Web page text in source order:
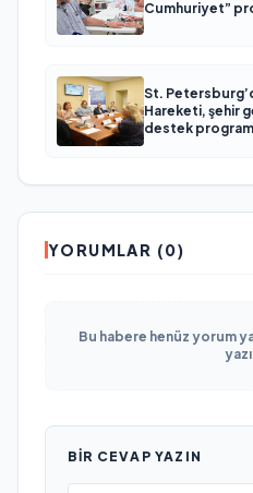
Cumhuriyet”
St.
Hareketi, şehir
destek
YORUMLAR (0)
Bu habere henüz yorum
BIR CEVAP YAZIN